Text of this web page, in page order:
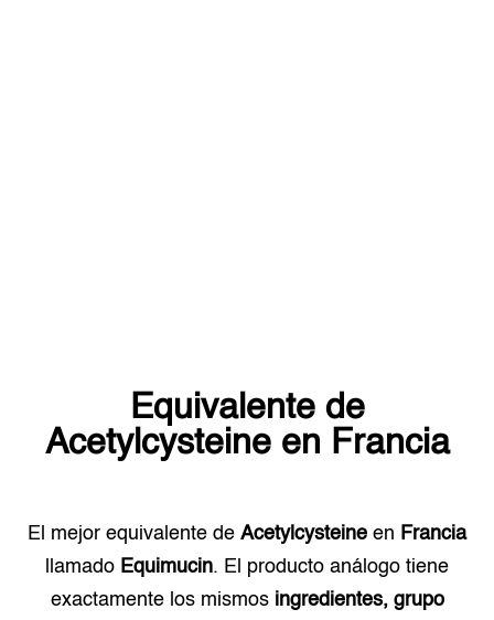
Equivalente de
Acetylcysteineen Francia
El mejor equivalente de Acetylcysteine en Francia
llamado Equimucin. El producto análogo tiene
exactamente los mismos ingredientes, grupo